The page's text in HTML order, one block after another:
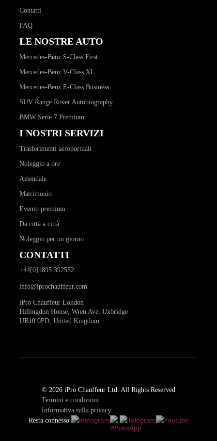
Contatti
FAQ
LE NOSTRE AUTO
Mercedes-Benz S-Class First
Mercedes-Benz V-Class XL
Mercedes-Benz E-Class Business
SUV Range Rover Autobiography
BMW Serie 7 Premium
I NOSTRI SERVIZI
Trasferimenti aeroportuali
Noleggio a ore
Aziendale
Matrimonio
Evento premium
Da città a città
Noleggio per un giorno
CONTATTI
+44[0]1895 392552
info@iprochauffeur.com
iPro Chauffeur London
Hillingdon House, Wren Ave, Uxbridge
UB10 0FD, United Kingdom
© 2026 iPro Chauffeur Ltd. All Rights Reserved
Termini e condizioni
Informativa sulla privacy
Resta connesso.